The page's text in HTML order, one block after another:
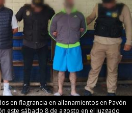
en flagrancia en allanamientos en Pavón
este sábado 8 de agosto en el juzgado